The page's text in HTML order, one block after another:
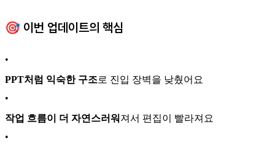
🎯 이번 업데이트의 핵심
•
PPT처럼 익숙한 구조로 진입 장벽을 낮췄어요
•
작업 흐름이 더 자연스러워 져서 편집이 빨라져요
•